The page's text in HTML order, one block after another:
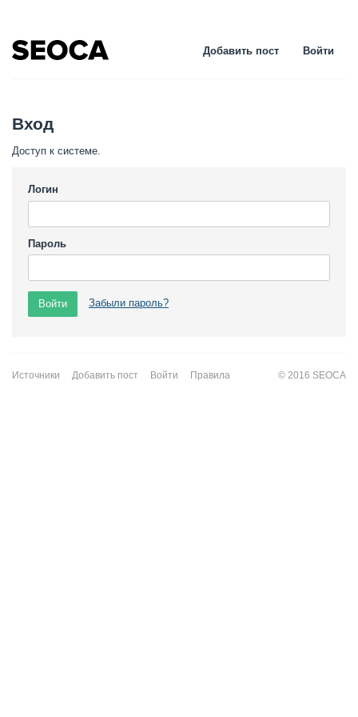
Добавить пост Войти
Вход
Доступ к системе.
Логин
Пароль
Забыли пароль?
Источники Добавить пост Войти Правила © 2016 SEOCA